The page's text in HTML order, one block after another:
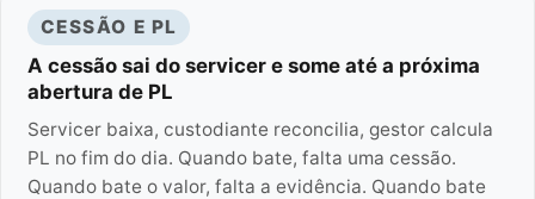
CESSÃO E PL
A cessão sai do servicer e some até a próxima
abertura de PL
Servicer baixa, custodiante reconcilia, gestor calcula
PL no fim do dia. Quando bate, falta uma cessão.
Quando bate o valor, falta a evidência. Quando bate